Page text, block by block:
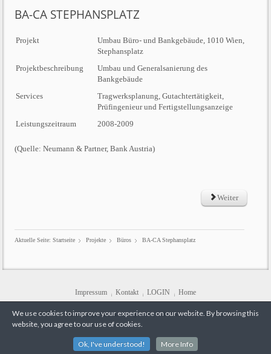
BA-CA STEPHANSPLATZ
Projekt
Umbau Büro- und Bankgebäude, 1010 Wien,
Stephansplatz
Projektbeschreibung
Umbau und Generalsanierung des
Bankgebäude
Services
Tragwerksplanung, Gutachtertätigkeit,
Prüfingenieur und Fertigstellungsanzeige
Leistungszeitraum
2008-2009
(Quelle: Neumann & Partner, Bank Austria)
Weiter
Aktuelle Seite:Startseite Projekte Büros BA-CA Stephansplatz
Impressum Kontakt LOGIN Home
2345 Brunn am Gebirge, Anrissenweg 6/1/4, Tel.: +43/2236/908182, Fax DW 5
We use cookies to improve your experience on our website. By browsing this
website, you agree to our use of cookies.
Ok, I've understood! More Info